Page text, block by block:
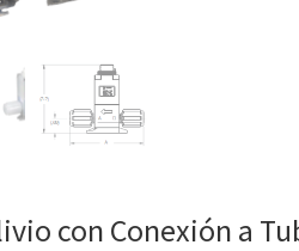
con Conexión a